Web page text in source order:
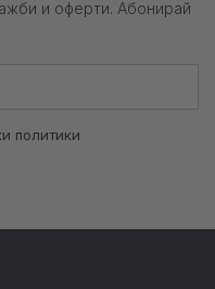
и оферти. Абонирай
политики